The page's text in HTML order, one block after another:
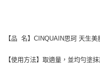
【品 名】CINQUAIN思珂 天生美
【使用方法】取適量，並均勻塗抹